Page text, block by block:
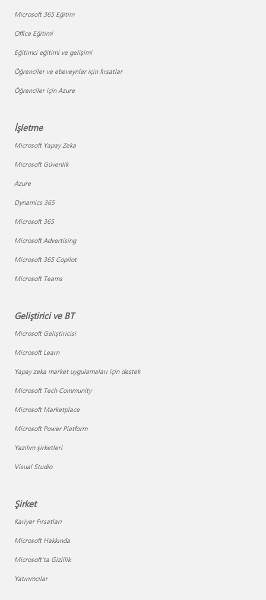
Microsoft 365 Eğitim
Office Eğitimi
Eğitimci eğitimi ve gelişimi
Öğrenciler ve ebeveynler için fırsatlar
Öğrenciler için Azure
İşletme
Microsoft Yapay Zeka
Microsoft Güvenlik
Azure
Dynamics 365
Microsoft 365
Microsoft Advertising
Microsoft 365 Copilot
Microsoft Teams
Geliştirici ve BT
Microsoft Geliştiricisi
Microsoft Learn
Yapay zeka market uygulamaları için destek
Microsoft Tech Community
Microsoft Marketplace
Microsoft Power Platform
Yazılım şirketleri
Visual Studio
Şirket
Kariyer Fırsatları
Microsoft Hakkında
Microsoft'ta Gizlilik
Yatırımcılar